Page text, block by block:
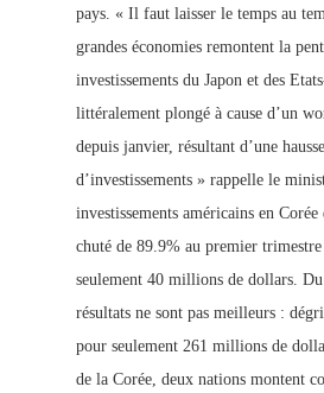
pays. « Il faut laisser le temps au
grandes économies remontent la
investissements du Japon et des
littéralement plongé à cause d’un
depuis janvier, résultant d’une
d’investissements » rappelle le
investissements américains en
chuté de 89.9% au premier
seulement 40 millions de dollars. D
résultats ne sont pas meilleurs :
pour seulement 261 millions de
de la Corée, deux nations montent